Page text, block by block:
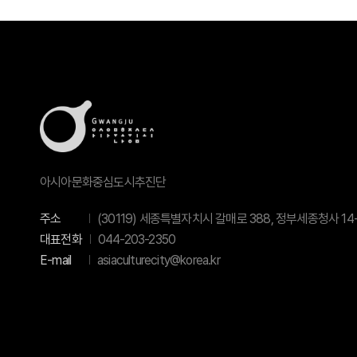
아시아문화중심도시추진단
주소
(30119) 세종특별자치시 갈매로 388, 정부세종청사
대표전화
044-203-2350
E-mail
asiaculturecity@korea.kr